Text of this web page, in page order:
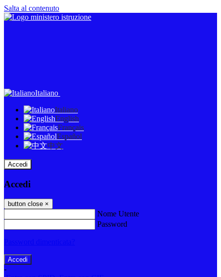
Salta al contenuto
Italiano
Italiano
English
Français
Español
中文
Accedi
Accedi
button close ×
Nome Utente
Password
-